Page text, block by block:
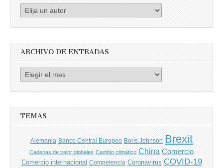
Busca
ARCHIVO DE ENTRADAS
Archivo
TEMAS
Alemania Banco Central Europeo Boris Johnson Brexit
Cadenas de valor globales Cambio climático China Comercio
Comercio internacional Competencia Coronavirus COVID-19